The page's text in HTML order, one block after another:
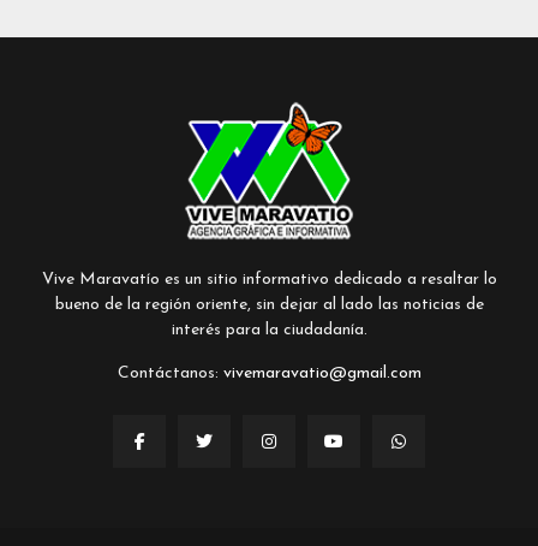
Vive Maravatío es un sitio informativo dedicado a resaltar lo
bueno de la región oriente, sin dejar al lado las noticias de
interés para la ciudadanía.
Contáctanos: vivemaravatio@gmail.com